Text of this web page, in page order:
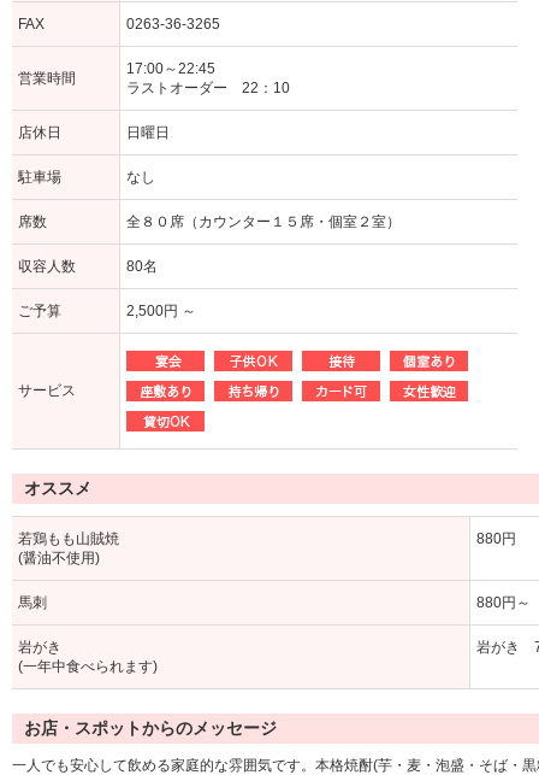
FAX 0263-36-3265
営業時間
17:00～22:45
ラストオーダー 22：10
店休日 日曜日
駐車場 なし
席数 全８０席（カウンター１５席・個室２室）
収容人数 80名
ご予算 2,500円 ～
サービス
オススメ
若鶏もも山賊焼
(醤油不使用)
880円
馬刺 880円～
岩がき
(一年中食べられます)
岩がき
お店・スポットからのメッセージ
一人でも安心して飲める家庭的な雰囲気です。本格焼酎(芋・麦・泡盛・そば・